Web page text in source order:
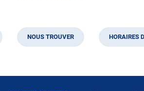
NOUS TROUVER HORAIRES